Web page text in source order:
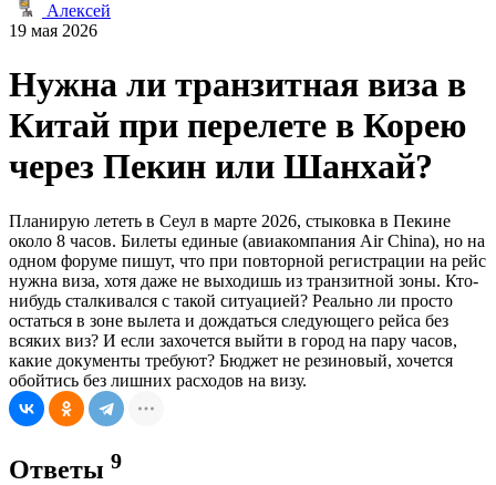
Алексей
19 мая 2026
Нужна ли транзитная виза в
Китай при перелете в Корею
через Пекин или Шанхай?
Планирую лететь в Сеул в марте 2026, стыковка в Пекине
около 8 часов. Билеты единые (авиакомпания Air China), но на
одном форуме пишут, что при повторной регистрации на рейс
нужна виза, хотя даже не выходишь из транзитной зоны. Кто-
нибудь сталкивался с такой ситуацией? Реально ли просто
остаться в зоне вылета и дождаться следующего рейса без
всяких виз? И если захочется выйти в город на пару часов,
какие документы требуют? Бюджет не резиновый, хочется
обойтись без лишних расходов на визу.
Ответы 9